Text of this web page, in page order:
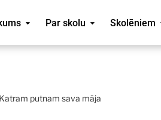
Par skolu Skolēniem
Katram putnam sava māja